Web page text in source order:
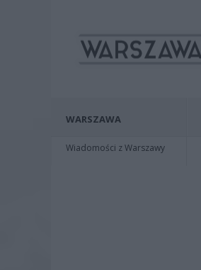
WARSZAWA
Wiadomości z Warszawy